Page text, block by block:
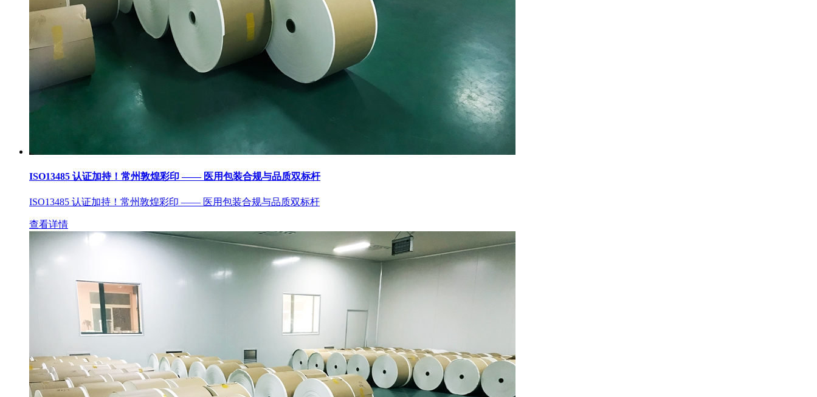
ISO13485 认证加持！常州敦煌彩印 —— 医用包装合规与品质双标杆
ISO13485 认证加持！常州敦煌彩印 —— 医用包装合规与品质双标杆
查看详情